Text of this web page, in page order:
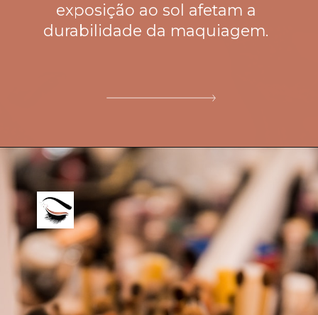
exposição ao sol afetam a
durabilidade da maquiagem.